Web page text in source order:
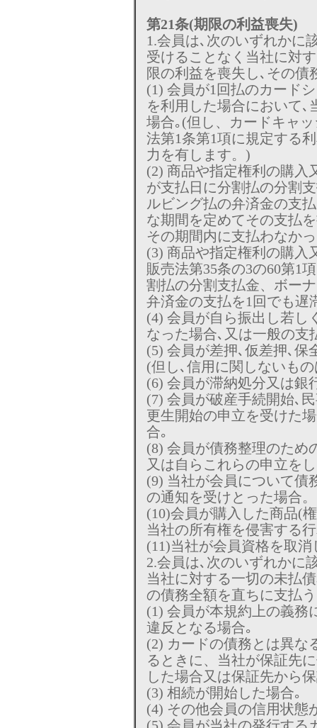
第21条(期限の利益喪失)
1.会員は､次のいずれかに
受けることなく当社に対
限の利益を喪失し､その債
(1) 会員が1回払のカード
を利用した場合において､
場合｡(但し、カードキャ
法第1条第1項に規定する
力を有します。)
(2) 商品や指定権利の購入
が支払日に分割払の分割
ルビング払の弁済金の支
な期間を定めてその支払
その期間内に支払わなか
(3) 商品や指定権利の購入
販売法第35条の3の60第1
割払の分割支払金、ボー
弁済金の支払を1回でも遅
(4) 会員が自ら振出し若し
なった場合､又は一般の支
(5) 会員が差押､仮差押､保
(但し､信用に関しないも
(6) 会員が滞納処分又は銀
(7) 会員が破産手続開始､
更生開始の申立を受けた
合｡
(8) 会員が債務整理のため
又は自らこれらの申立を
(9) 当社が会員について債
の通知を受けとった場合。
(10)会員が購入した商品(
当社の所有権を侵害する
(11)当社が会員資格を取消
2.会員は､次のいずれかに
当社に対する一切の未払
の債務全額を直ちに支払
(1) 会員が本規約上の義務
違反となる場合｡
(2) カードの債務とは異な
るときに、当社が保証先
した場合又は保証先から
(3) 相続が開始した場合｡
(4) その他会員の信用状態